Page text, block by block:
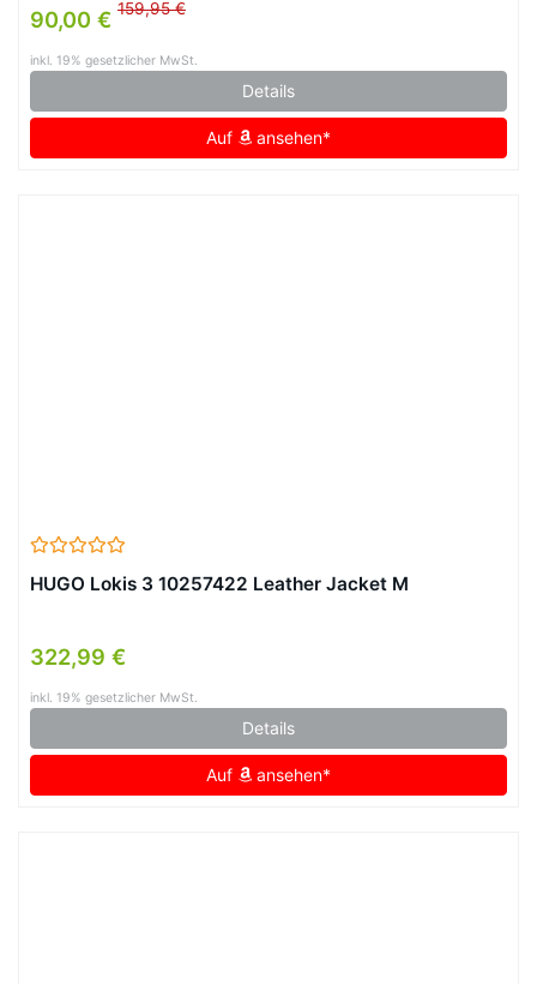
90,00 € 159,95 €
inkl. 19% gesetzlicher MwSt.
Details
Auf ansehen*
HUGO Lokis 3 10257422 Leather Jacket M
322,99 €
inkl. 19% gesetzlicher MwSt.
Details
Auf ansehen*